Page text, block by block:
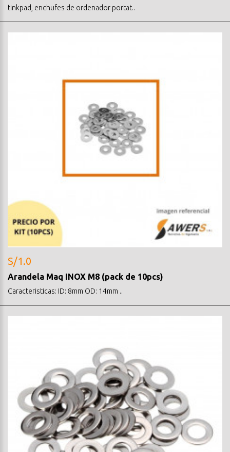
tinkpad, enchufes de ordenador portat..
S/1.0
Arandela Maq INOX M8 (pack de 10pcs)
Caracteristicas: ID: 8mm OD: 14mm ..